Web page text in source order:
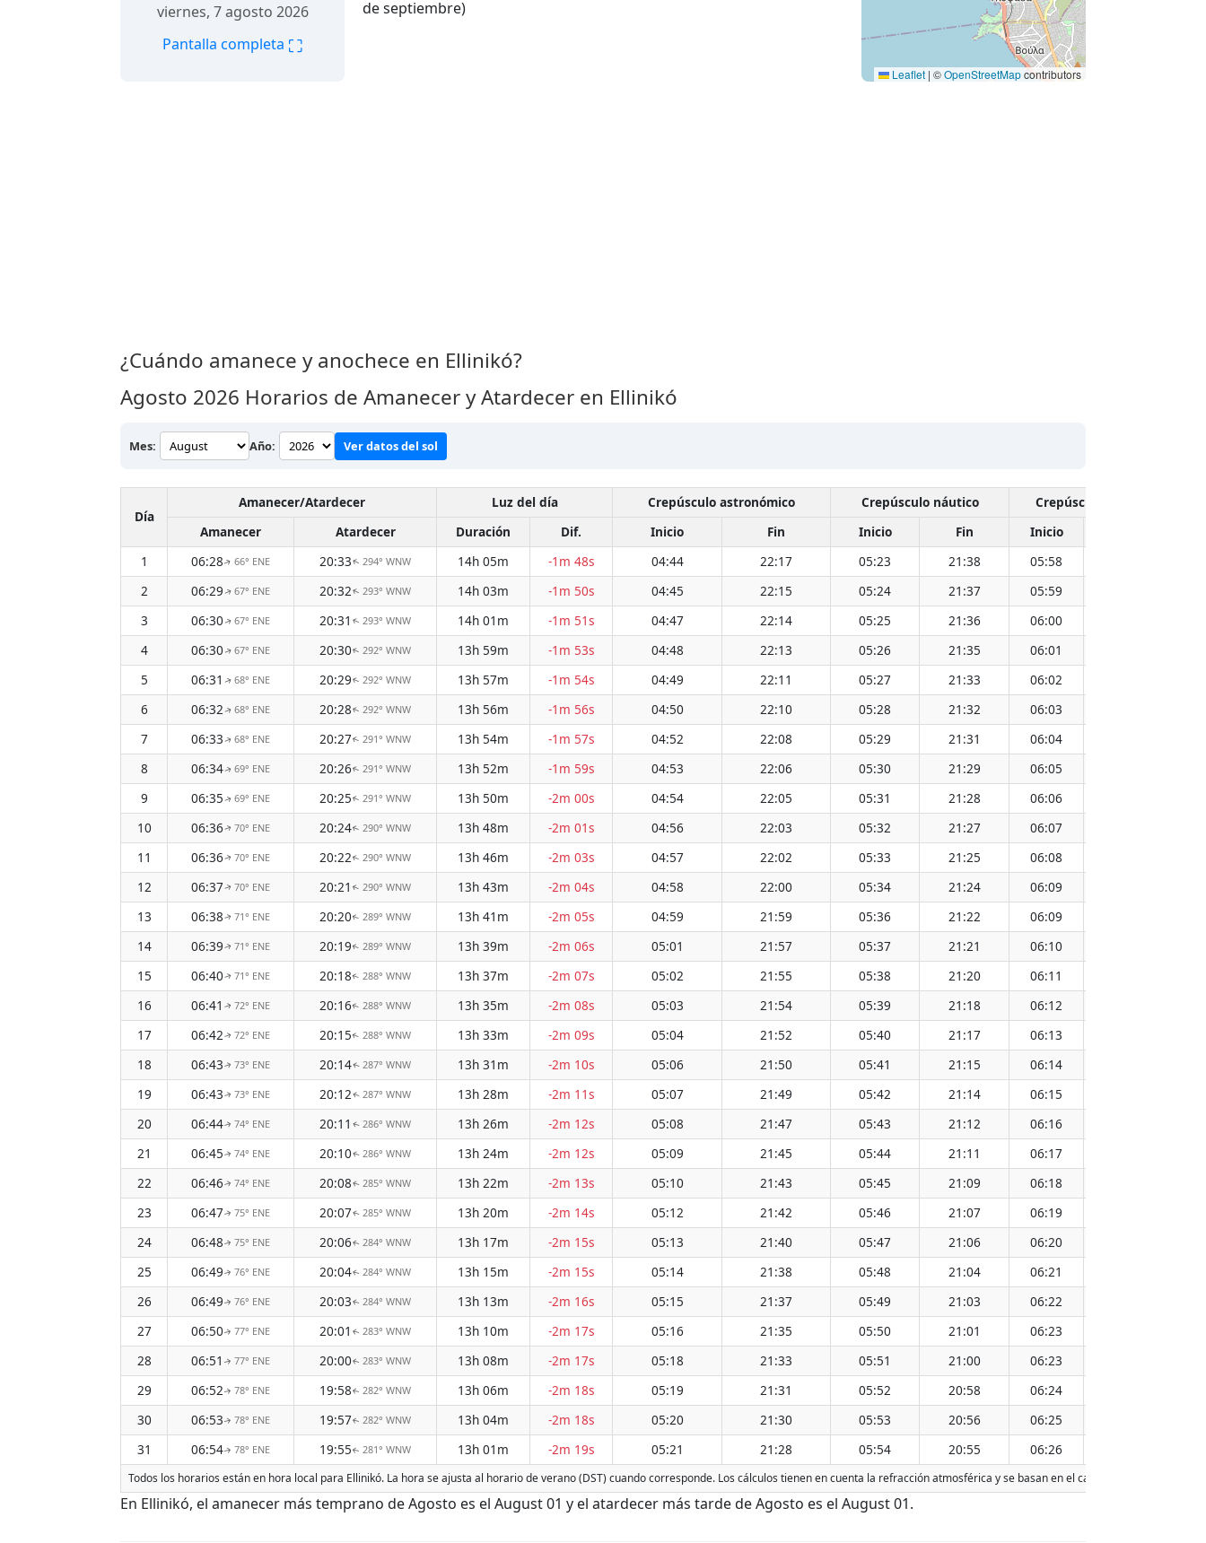
viernes, 7 agosto 2026
Pantalla completa ⛶
de septiembre)
Leaflet | ©OpenStreetMapcontributors
¿Cuándo amanece y anochece en Ellinikó?
Agosto 2026 Horarios de Amanecer y Atardecer en Ellinikó
Mes: Año: Ver datos del sol
Día
Amanecer/Atardecer Luz del día Crepúsculo astronómico Crepúsculo náutico
Crepúsculo civil
Amanecer
Atardecer Duración Dif. Inicio Fin Inicio Fin Inicio
1
06:28↑66° ENE 20:33↑294° WNW 14h 05m -1m 48s 04:44 22:17 05:23 21:38 05:58
2
06:29↑67° ENE 20:32↑293° WNW 14h 03m -1m 50s 04:45 22:15 05:24 21:37 05:59
3
06:30↑67° ENE 20:31 ↑293° WNW 14h 01m -1m 51s 04:47 22:14 05:25 21:36 06:00
4
06:30↑67° ENE 20:30↑ 292° WNW 13h 59m -1m 53s 04:48 22:13 05:26 21:35 06:01
5
06:31 ↑68° ENE 20:29↑ 292° WNW 13h 57m -1m 54s 04:49 22:11 05:27 21:33 06:02
6
06:32↑68° ENE 20:28↑ 292° WNW 13h 56m -1m 56s 04:50 22:10 05:28 21:32 06:03
7
06:33↑68° ENE 20:27↑ 291° WNW 13h 54m -1m 57s 04:52 22:08 05:29 21:31 06:04
8
06:34↑69° ENE 20:26↑ 291° WNW 13h 52m -1m 59s 04:53 22:06 05:30 21:29 06:05
9
06:35↑69° ENE 20:25↑ 291° WNW 13h 50m -2m 00s 04:54 22:05 05:31 21:28 06:06
10
06:36↑70° ENE 20:24↑ 290° WNW 13h 48m -2m 01s 04:56 22:03 05:32 21:27 06:07
11
06:36↑70° ENE 20:22↑ 290° WNW 13h 46m -2m 03s 04:57 22:02 05:33 21:25 06:08
12
06:37↑70° ENE 20:21 ↑ 290° WNW 13h 43m -2m 04s 04:58 22:00 05:34 21:24 06:09
13
06:38↑71° ENE 20:20↑ 289° WNW 13h 41m -2m 05s 04:59 21:59 05:36 21:22 06:09
14
06:39↑71° ENE 20:19↑ 289° WNW 13h 39m -2m 06s 05:01 21:57 05:37 21:21 06:10
15
06:40↑71° ENE 20:18↑ 288° WNW 13h 37m -2m 07s 05:02 21:55 05:38 21:20 06:11
16
06:41 ↑72° ENE 20:16↑ 288° WNW 13h 35m -2m 08s 05:03 21:54 05:39 21:18 06:12
17
06:42↑72° ENE 20:15↑ 288° WNW 13h 33m -2m 09s 05:04 21:52 05:40 21:17 06:13
18
06:43↑73° ENE 20:14↑ 287° WNW 13h 31m -2m 10s 05:06 21:50 05:41 21:15 06:14
19
06:43↑73° ENE 20:12↑ 287° WNW 13h 28m -2m 11s 05:07 21:49 05:42 21:14 06:15
20
06:44↑ 74° ENE 20:11 ↑ 286° WNW 13h 26m -2m 12s 05:08 21:47 05:43 21:12 06:16
21
06:45↑ 74° ENE 20:10↑ 286° WNW 13h 24m -2m 12s 05:09 21:45 05:44 21:11 06:17
22
06:46↑ 74° ENE 20:08↑ 285° WNW 13h 22m -2m 13s 05:10 21:43 05:45 21:09 06:18
23
06:47↑ 75° ENE 20:07↑ 285° WNW 13h 20m -2m 14s 05:12 21:42 05:46 21:07 06:19
24
06:48↑ 75° ENE 20:06↑ 284° WNW 13h 17m -2m 15s 05:13 21:40 05:47 21:06 06:20
25
06:49↑ 76° ENE 20:04↑ 284° WNW 13h 15m -2m 15s 05:14 21:38 05:48 21:04 06:21
26
06:49↑ 76° ENE 20:03↑ 284° WNW 13h 13m -2m 16s 05:15 21:37 05:49 21:03 06:22
27
06:50↑ 77° ENE 20:01 ↑ 283° WNW 13h 10m -2m 17s 05:16 21:35 05:50 21:01 06:23
28
06:51 ↑ 77° ENE 20:00↑ 283° WNW 13h 08m -2m 17s 05:18 21:33 05:51 21:00 06:23
29
06:52↑ 78° ENE 19:58↑ 282° WNW 13h 06m -2m 18s 05:19 21:31 05:52 20:58 06:24
30
06:53↑ 78° ENE 19:57↑ 282° WNW 13h 04m -2m 18s 05:20 21:30 05:53 20:56 06:25
31
06:54↑ 78° ENE 19:55↑ 281° WNW 13h 01m -2m 19s 05:21 21:28 05:54 20:55 06:26
Todos los horarios están en hora local para Ellinikó. La hora se ajusta al horario de verano (DST) cuando corresponde. Los cálculos tienen en cuenta la refracción atmosférica y se basan en el calendario gregoriano.
En Ellinikó, el amanecer más temprano de Agosto es el August 01 y el atardecer más tarde de Agosto es el August 01.